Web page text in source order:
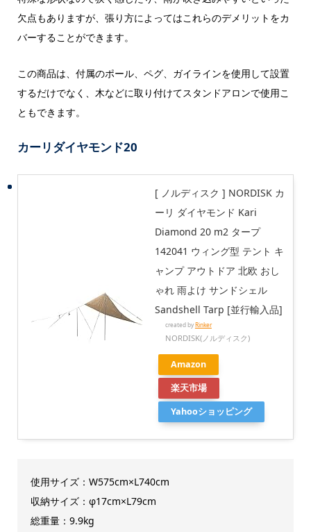
欠点もありますが、張り方によってはこれらのデメリットをカ
バーすることができます。
この商品は、付属のポール、ペグ、ガイラインを使用して設置
するだけでなく、木などに取り付けてスタンドアロンで使用こ
ともできます。
カーリダイヤモンド20
[ ノルディスク ] NORDISK カ
ーリ ダイヤモンド Kari
Diamond 20 m2 タープ
142041 ウィング型 テント キ
ャンプ アウトドア 北欧 おし
ゃれ 雨よけ サンドシェル
Sandshell Tarp [並行輸入品]
created byRinker
NORDISK(ノルディスク)
Amazon
楽天市場
Yahooショッピング
使用サイズ：W575cm×L740cm
収納サイズ：φ17cm×L79cm
総重量：9.9kg